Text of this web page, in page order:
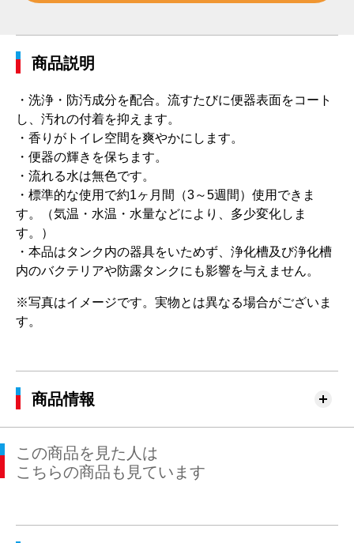
商品説明
・洗浄・防汚成分を配合。流すたびに便器表面をコート
し、汚れの付着を抑えます。
・香りがトイレ空間を爽やかにします。
・便器の輝きを保ちます。
・流れる水は無色です。
・標準的な使用で約1ヶ月間（3～5週間）使用できま
す。（気温・水温・水量などにより、多少変化しま
す。）
・本品はタンク内の器具をいためず、浄化槽及び浄化槽
内のバクテリアや防露タンクにも影響を与えません。
※写真はイメージです。実物とは異なる場合がございま
す。
商品情報
この商品を見た人は
こちらの商品も見ています